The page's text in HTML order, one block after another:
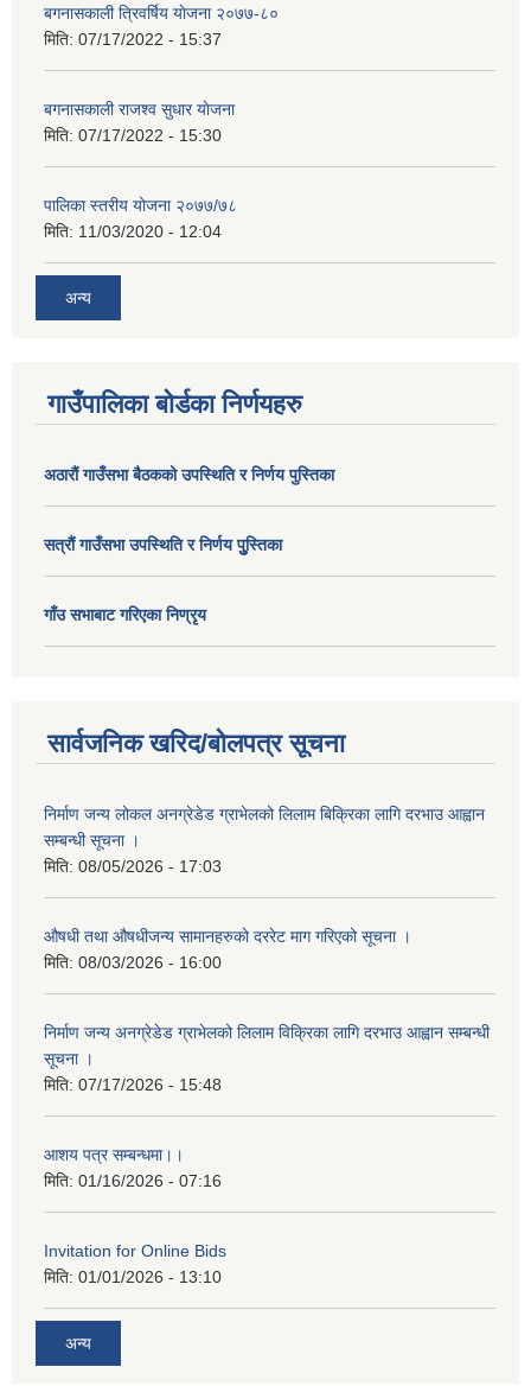
बगनासकाली त्रिवर्षिय याेजना २०७७-८०
मिति: 07/17/2022 - 15:37
बगनासकाली राजश्व सुधार याेजना
मिति: 07/17/2022 - 15:30
पालिका स्तरीय योजना २०७७/७८
मिति: 11/03/2020 - 12:04
अन्य
गाउँपालिका बोर्डका निर्णयहरु
अठाराैं गाउँसभा बैठकको उपस्थिति र निर्णय पुस्तिका
सत्राैं गाउँसभा उपस्थिति र निर्णय पुु्स्तिका
गाँउ सभाबाट गरिएका निण्रृय
सार्वजनिक खरिद/बोलपत्र सूचना
निर्माण जन्य लोकल अनग्रेडेड ग्राभेलको लिलाम बिक्रिका लागि दरभाउ आह्वान
सम्बन्धी सूचना ।
मिति: 08/05/2026 - 17:03
औषधी तथा औषधीजन्य सामानहरुको दररेट माग गरिएको सूचना ।
मिति: 08/03/2026 - 16:00
निर्माण जन्य अनग्रेडेड ग्राभेलको लिलाम विक्रिका लागि दरभाउ आह्वान सम्बन्धी
सूचना ।
मिति: 07/17/2026 - 15:48
आशय पत्र सम्बन्धमा।।
मिति: 01/16/2026 - 07:16
Invitation for Online Bids
मिति: 01/01/2026 - 13:10
अन्य